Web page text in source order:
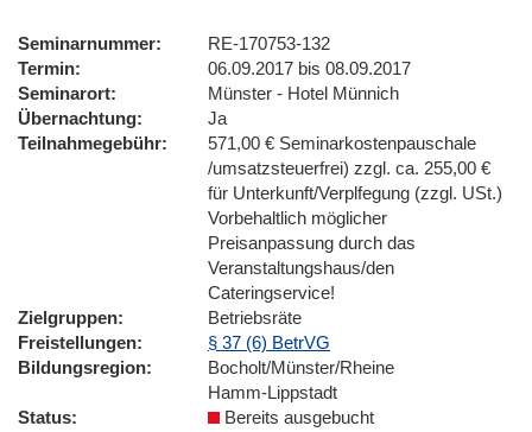
Seminarnummer
RE-170753-132
Termin
06.09.2017 bis 08.09.2017
Seminarort
Münster - Hotel Münnich
Übernachtung
Ja
Teilnahmegebühr
571,00 € Seminarkostenpauschale
/umsatzsteuerfrei) zzgl. ca. 255,00 €
für Unterkunft/Verplfegung (zzgl. USt.)
Vorbehaltlich möglicher
Preisanpassung durch das
Veranstaltungshaus/den
Cateringservice!
Zielgruppen
Betriebsräte
Freistellungen
§ 37 (6) BetrVG
Bildungsregion
Bocholt/Münster/Rheine
Hamm-Lippstadt
Status
Bereits ausgebucht